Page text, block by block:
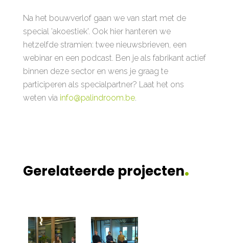
Na het bouwverlof gaan we van start met de
special 'akoestiek'. Ook hier hanteren we
hetzelfde stramien: twee nieuwsbrieven, een
webinar en een podcast. Ben je als fabrikant actief
binnen deze sector en wens je graag te
participeren als specialpartner? Laat het ons
weten via info@palindroom.be.
Gerelateerde projecten.